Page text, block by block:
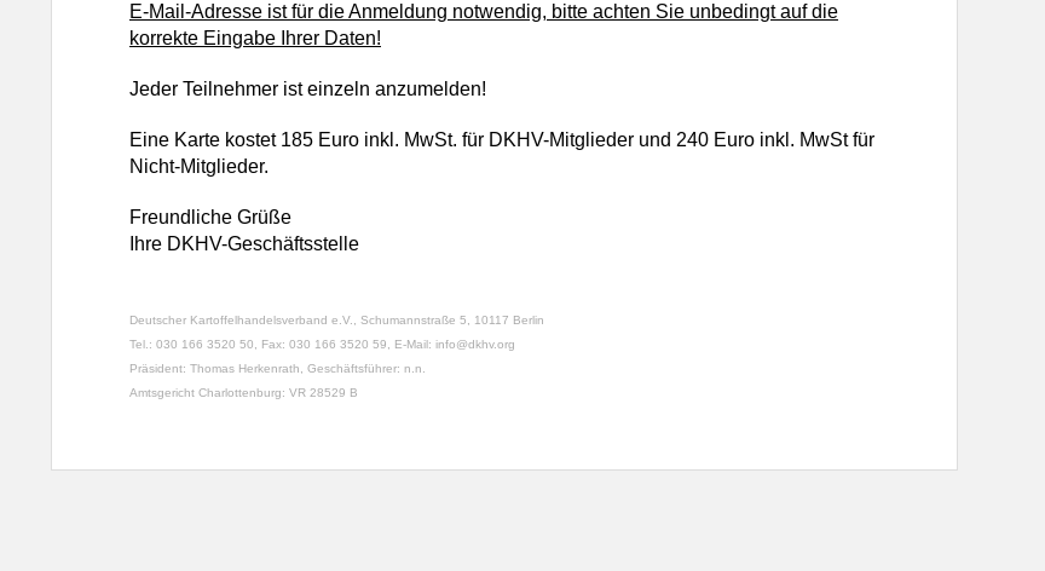
E-Mail-Adresse ist für die Anmeldung notwendig, bitte achten Sie unbedingt auf die
korrekte Eingabe Ihrer Daten!
Jeder Teilnehmer ist einzeln anzumelden!
Eine Karte kostet 185 Euro inkl. MwSt. für DKHV-Mitglieder und 240 Euro inkl. MwSt für
Nicht-Mitglieder.
Freundliche Grüße
Ihre DKHV-Geschäftsstelle
Deutscher Kartoffelhandelsverband e.V., Schumannstraße 5, 10117 Berlin
Tel.: 030 166 3520 50, Fax: 030 166 3520 59, E-Mail: info@dkhv.org
Präsident: Thomas Herkenrath, Geschäftsführer: n.n.
Amtsgericht Charlottenburg: VR 28529 B